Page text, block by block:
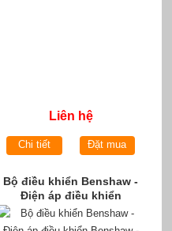
Liên hệ
Chi tiết Đặt mua
Bộ điều khiển Benshaw -
Điện áp điều khiển
Benshaw - Nhà phân phối
Benshaw Việt Nam